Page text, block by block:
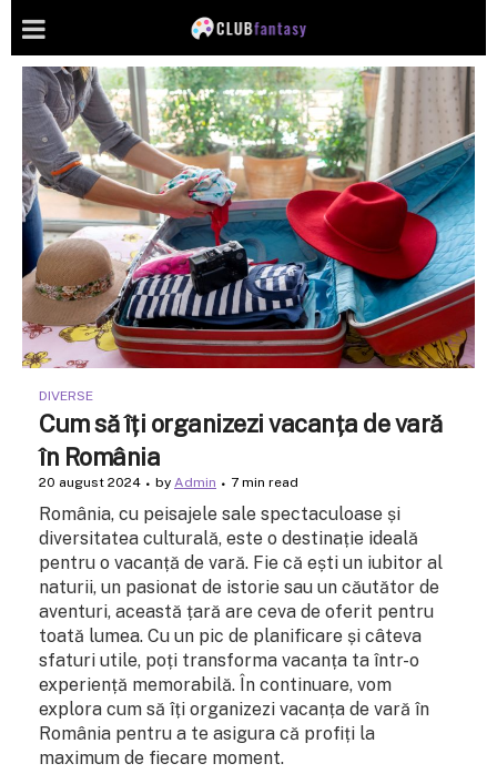
DIVERSE
Cum să îți organizezi vacanța de vară
în România
20 august 2024 by Admin 7 min read
România, cu peisajele sale spectaculoase și
diversitatea culturală, este o destinație ideală
pentru o vacanță de vară. Fie că ești un iubitor al
naturii, un pasionat de istorie sau un căutător de
aventuri, această țară are ceva de oferit pentru
toată lumea. Cu un pic de planificare și câteva
sfaturi utile, poți transforma vacanța ta într-o
experiență memorabilă. În continuare, vom
explora cum să îți organizezi vacanța de vară în
România pentru a te asigura că profiți la
maximum de fiecare moment.